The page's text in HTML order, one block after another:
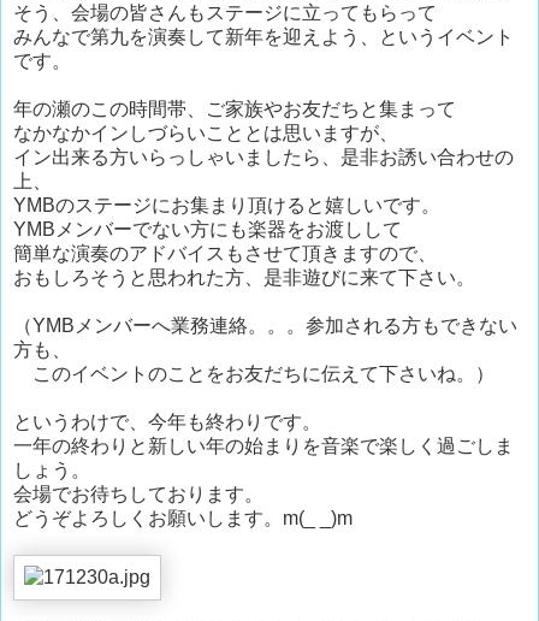
そう、会場の皆さんもステージに立ってもらって
みんなで第九を演奏して新年を迎えよう、というイベント
です。
年の瀬のこの時間帯、ご家族やお友だちと集まって
なかなかインしづらいこととは思いますが、
イン出来る方いらっしゃいましたら、是非お誘い合わせの
上、
YMBのステージにお集まり頂けると嬉しいです。
YMBメンバーでない方にも楽器をお渡しして
簡単な演奏のアドバイスもさせて頂きますので、
おもしろそうと思われた方、是非遊びに来て下さい。
（YMBメンバーへ業務連絡。。。参加される方もできない
方も、
このイベントのことをお友だちに伝えて下さいね。）
というわけで、今年も終わりです。
一年の終わりと新しい年の始まりを音楽で楽しく過ごしま
しょう。
会場でお待ちしております。
どうぞよろしくお願いします。m(_ _)m